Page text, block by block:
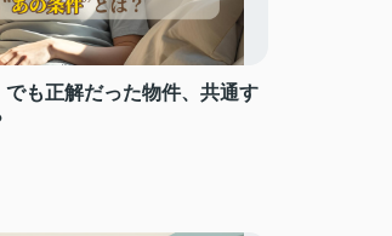
も正解だった物件、共通す